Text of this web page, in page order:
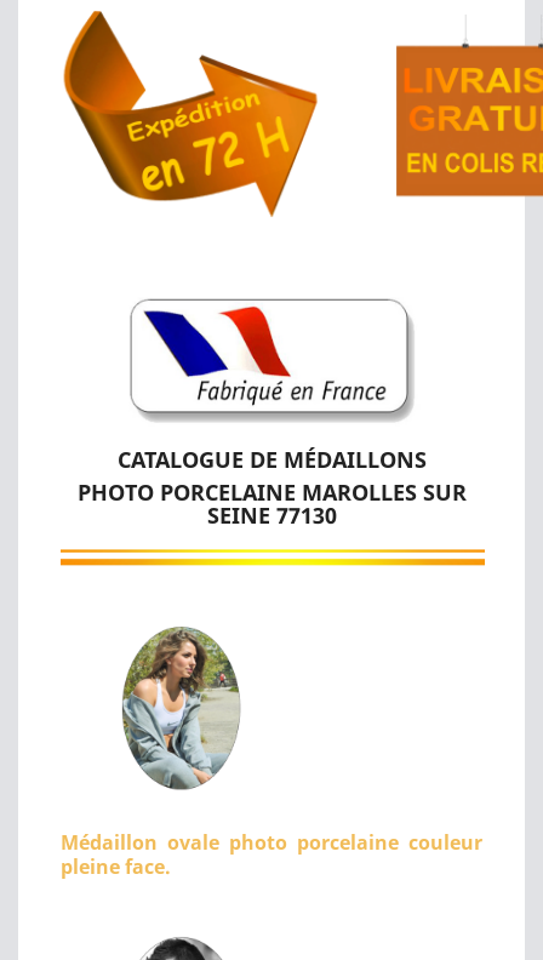
CATALOGUE DE MÉDAILLONS
PHOTO PORCELAINE MAROLLES SUR
SEINE 77130
Médaillon ovale photo porcelaine couleur
pleine face.